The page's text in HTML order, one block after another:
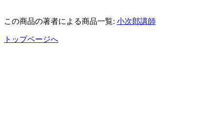
この商品の著者による商品一覧: 小次郎講師
トップページへ